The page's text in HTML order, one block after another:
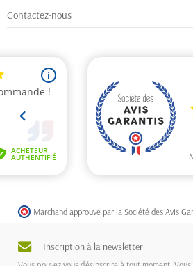
Contactez-nous
Marchand approuvé par la Société des Avis
Inscription à la newsletter